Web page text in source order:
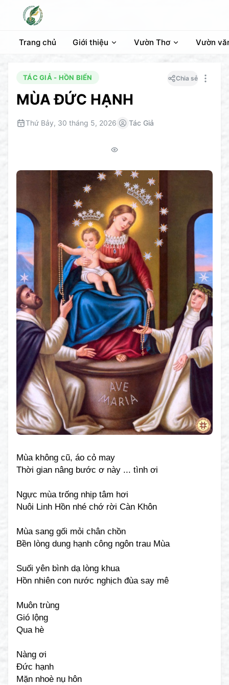
Trang chủ Giới thiệu Vườn Thơ Vườn
TÁC GIẢ - HỒN BIỂN
MÙA ĐỨC HẠNH
Chia sẻ
Thứ Bảy, 30 tháng 5, 2026 Tác Giả
Mùa không cũ, áo cỏ may
Thời gian nâng bước ơ này ... tình ơi
Ngực mùa trống nhịp tâm hơi
Nuôi Linh Hồn nhé chớ rời Càn Khôn
Mùa sang gối mỏi chân chồn
Bền lòng dung hạnh công ngôn trau Mùa
Suối yên bình dạ lòng khua
Hồn nhiên con nước nghịch đùa say mê
Muôn trùng
Gió lộng
Qua hè
Nàng ơi
Đức hạnh
Mặn nhoè nụ hôn